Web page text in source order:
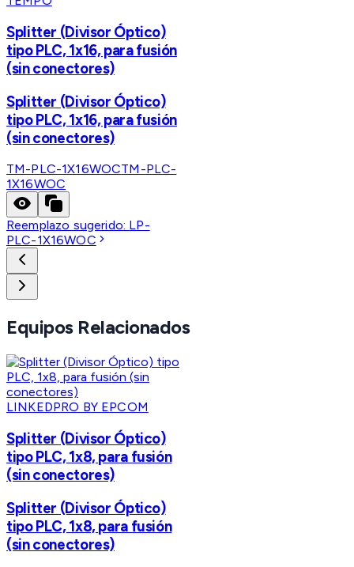
Splitter (Divisor Óptico)
tipo PLC, 1x16, para fusión
(sin conectores)
Splitter (Divisor Óptico)
tipo PLC, 1x16, para fusión
(sin conectores)
TM-PLC-1X16WOCTM-PLC-
1X16WOC
Reemplazo sugerido: LP-
PLC-1X16WOC
Equipos Relacionados
LINKEDPRO BY EPCOM
Splitter (Divisor Óptico)
tipo PLC, 1x8, para fusión
(sin conectores)
Splitter (Divisor Óptico)
tipo PLC, 1x8, para fusión
(sin conectores)